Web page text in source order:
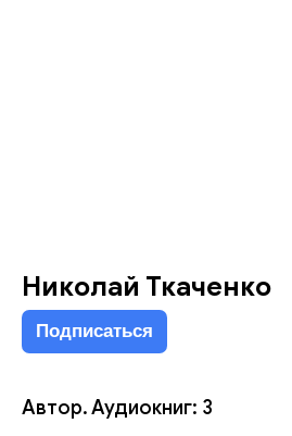
Николай Ткаченко
Подписаться
Автор. Аудиокниг: 3